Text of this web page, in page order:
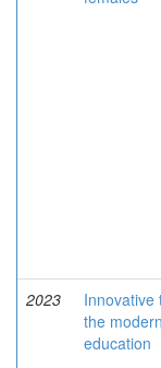
2023
Innovative
the
education